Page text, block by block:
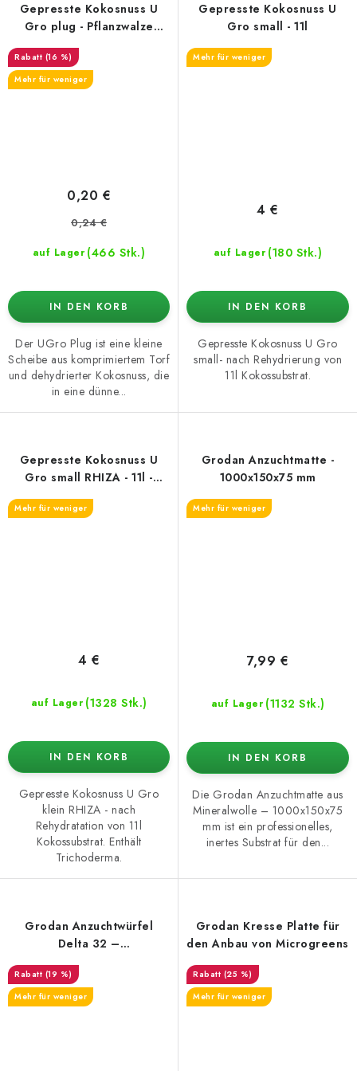
Gepresste Kokosnuss U
Gro plug - Pflanzwalze
38mm
(16 %)
Mehr für weniger
auf Lager (466 Stk.)
0,20 €
0,24 €
IN DEN KORB
Der UGro Plug ist eine kleine
Scheibe aus komprimiertem Torf
und dehydrierter Kokosnuss, die
in eine dünne...
Gepresste Kokosnuss U
Gro small - 11l
Mehr für weniger
auf Lager (180 Stk.)
4 €
IN DEN KORB
Gepresste Kokosnuss U Gro
small- nach Rehydrierung von
11l Kokossubstrat.
Gepresste Kokosnuss U
Gro small RHIZA - 11l -
Mehr für weniger
auf Lager (1328 Stk.)
4 €
IN DEN KORB
Gepresste Kokosnuss U Gro
klein RHIZA - nach
Rehydratation von 11l
Kokossubstrat. Enthält
Trichoderma.
Grodan Anzuchtmatte -
1000x150x75 mm
Mehr für weniger
auf Lager (1132 Stk.)
7,99 €
IN DEN KORB
Die Grodan Anzuchtmatte aus
Mineralwolle – 1000x150x75
mm ist ein professionelles,
inertes Substrat für den...
Grodan Anzuchtwürfel
Delta 32 –
150×150×142 mm, großes
Loch 40×40 mm
(19 %)
Mehr für weniger
Grodan Kresse Platte für
den Anbau von Microgreens
(25 %)
Mehr für weniger